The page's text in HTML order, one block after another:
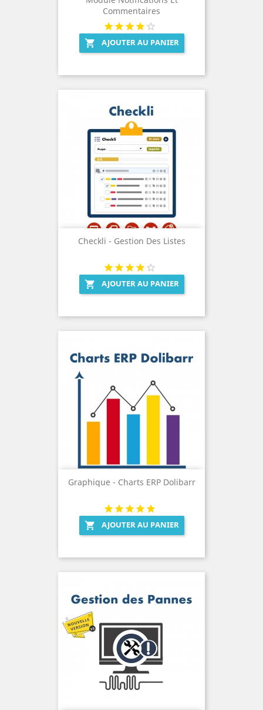
Commentaires
 AJOUTER AU PANIER
Checkli - Gestion Des Listes
 AJOUTER AU PANIER
Graphique - Charts ERP Dolibarr
 AJOUTER AU PANIER